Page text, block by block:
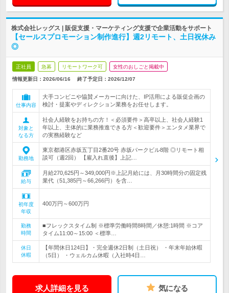
株式会社レッグス | 販促支援・マーケティング支援で企業活動をサポート
【セールスプロモーション制作進行】週2リモート、土日祝休み
◎
正社員 急募 リモートワーク可 女性のおしごと掲載中
情報更新日：2026/06/16 終了予定日： 2026/12/07
仕事内容
大手コンビニや協賛メーカーに向けた、IP活用による販促企画の
検討・提案やディレクション業務をお任せします。
対象と
なる方
社会人経験をお持ちの方！＜必須要件＞高卒以上、社会人経験1
年以上、主体的に業務推進できる方＜歓迎要件＞エンタメ業界で
の実務経験など
勤務地
東京都港区赤坂五丁目2番20号 赤坂パークビル8階 ◎リモート相
談可（週2回） 【雇入れ直後】上記…
給与
月給270,625円～349,000円※上記月給には、月30時間分の固定残
業代（51,385円～66,266円）を含…
初年度
年収
400万円～600万円
勤務
時間
■フレックスタイム制 ※標準労働時間8時間／休憩:1時間 ※コア
タイム11:00～15:00 ＜標準…
休日
休暇
【年間休日124日】・完全週休2日制（土日祝） ・年末年始休暇
（5日） ・ウェルカム休暇（入社時4日…
求人詳細を見る 気になる